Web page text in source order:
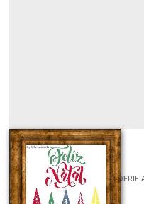
Feliz natal sapin
GRILLES ET KITS POUR BRODERIE
POINT DE CROIX